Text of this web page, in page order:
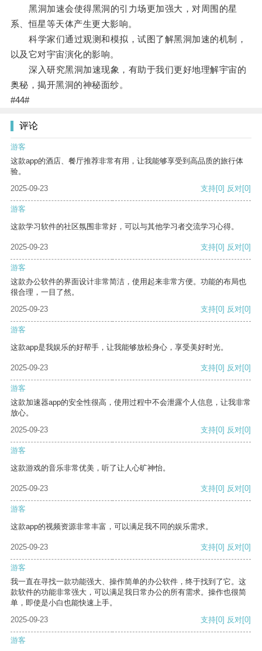
黑洞加速会使得黑洞的引力场更加强大，对周围的星
系、恒星等天体产生更大影响。
科学家们通过观测和模拟，试图了解黑洞加速的机制，
以及它对宇宙演化的影响。
深入研究黑洞加速现象，有助于我们更好地理解宇宙的
奥秘，揭开黑洞的神秘面纱。
#44#
评论
游客
这款app的酒店、餐厅推荐非常有用，让我能够享受到高品质的旅行体
验。
2025-09-23
支持[0] 反对[0]
游客
这款学习软件的社区氛围非常好，可以与其他学习者交流学习心得。
2025-09-23 支持[0] 反对[0]
游客
这款办公软件的界面设计非常简洁，使用起来非常方便。功能的布局也
很合理，一目了然。
2025-09-23
支持[0] 反对[0]
游客
这款app是我娱乐的好帮手，让我能够放松身心，享受美好时光。
2025-09-23 支持[0] 反对[0]
游客
这款加速器app的安全性很高，使用过程中不会泄露个人信息，让我非常
放心。
2025-09-23
支持[0] 反对[0]
游客
这款游戏的音乐非常优美，听了让人心旷神怡。
2025-09-23 支持[0] 反对[0]
游客
这款app的视频资源非常丰富，可以满足我不同的娱乐需求。
2025-09-23 支持[0] 反对[0]
游客
我一直在寻找一款功能强大、操作简单的办公软件，终于找到了它。这
款软件的功能非常强大，可以满足我日常办公的所有需求。操作也很简
单，即使是小白也能快速上手。
2025-09-23
支持[0] 反对[0]
游客